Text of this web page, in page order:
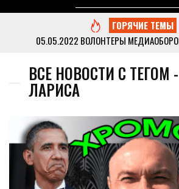
Форма поискаГОРЯЧИЕ ТЕМЫ
05.05.2022 ВОЛОНТЕРЫ
ОБЛАСТИ...
13.05.2022 ДУБИНСКИЙ ВМЕСТЕ С
ПРИВЕЗ ГУМАНИТАРНУЮ ПОМОЩЬ В
ГУМАНИТАРНОЙ ПОМОЩИ ИЗ
11.05.2022МЕДИАОБОРОНА ДОСТАВИЛА
СЕЛА БУЧАНСКОГО
27.04.2022МЕДИАОБОРОНА ПОМОГЛА
ФРОНТА И РАЗЫСКИВАЕТ ЕЩЕ ОДИН
ВОИНОВ...
ВСЕ НОВОСТИ С
ЛАРИСА